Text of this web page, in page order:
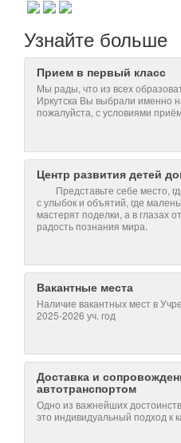
Узнайте больше
Прием в первый класс
Мы рады, что из всех
Иркутска Вы выбрали именно
пожалуйста, с условиями
Центр развития детей
Представьте себе место,
с улыбок и объятий, где
мастерят поделки, а в глазах
радость познания мира.
Вакантные места
Наличие вакантных мест в
2025-2026 уч. год
Доставка и
автотранспортом
Одно из важнейших
это индивидуальный подход к